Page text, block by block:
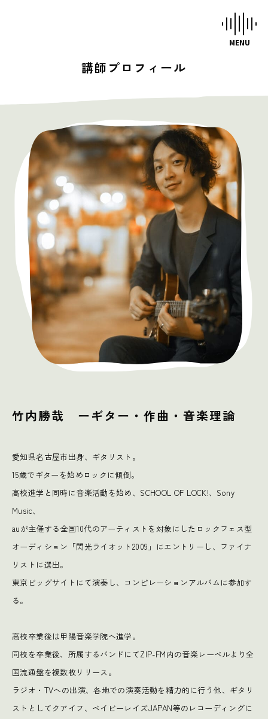
HOME
STUDIOS
MUSIC SCHOOL
CAFE-STUDIO
EVENTS
BLOG
SCHEDULE
講師プロフィール
竹内勝哉 ーギター・作曲・音楽理論
愛知県名古屋市出身、ギタリスト。
15歳でギターを始めロックに傾倒。
高校進学と同時に音楽活動を始め、SCHOOL OF LOCK!、Sony
Music、
auが主催する全国10代のアーティストを対象にしたロックフェス型
オーディション「閃光ライオット2009」にエントリーし、ファイナ
リストに選出。
東京ビッグサイトにて演奏し、コンピレーションアルバムに参加す
る。
高校卒業後は甲陽音楽学院へ進学。
同校を卒業後、所属するバンドにてZIP-FM内の音楽レーベルより全
国流通盤を複数枚リリース。
ラジオ・TVへの出演、各地での演奏活動を精力的に行う他、ギタリ
ストとしてクアイフ、ベイビーレイズJAPAN等のレコーディングに